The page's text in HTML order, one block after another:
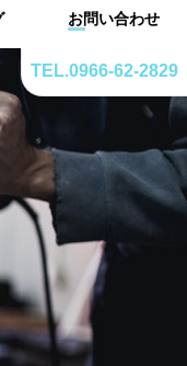
TEL.0966-62-2829
お問い合わせ